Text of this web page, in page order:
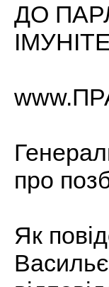
ДО
про
Як